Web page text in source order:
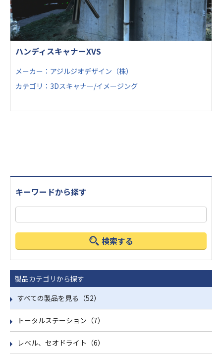
ハンディスキャナーXVS
メーカー：アジルジオデザイン（株）
カテゴリ：3Dスキャナー/イメージング
キーワードから探す
検索する
製品カテゴリから探す
すべての製品を見る（52）
トータルステーション（7）
レベル、セオドライト（6）